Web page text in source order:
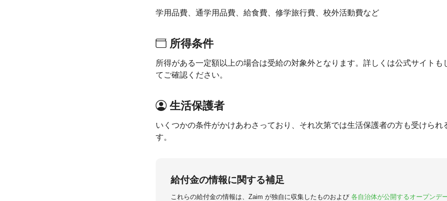
学用品費、通学用品費、給食費、修学旅行費、校外活動費など
所得条件
所得がある一定額以上の場合は受給の対象外となります。詳しくは公式サイトも
てご確認ください。
生活保護者
いくつかの条件がかけあわさっており、それ次第では生活保護者の方も受けられ
す。
給付金の情報に関する補足
これらの給付金の情報は、Zaim が独自に収集したものおよび 各自治体が公開するオープンデ